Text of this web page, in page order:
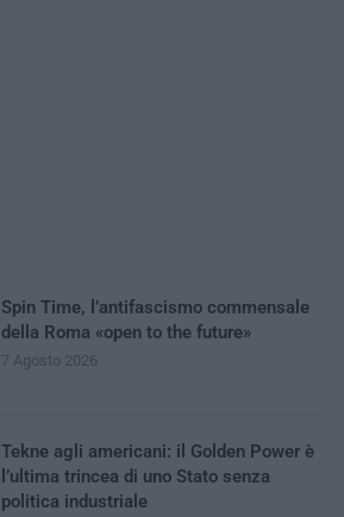
Spin Time, l’antifascismo commensale
della Roma «open to the future»
7 Agosto 2026
Tekne agli americani: il Golden Power è
l’ultima trincea di uno Stato senza
politica industriale